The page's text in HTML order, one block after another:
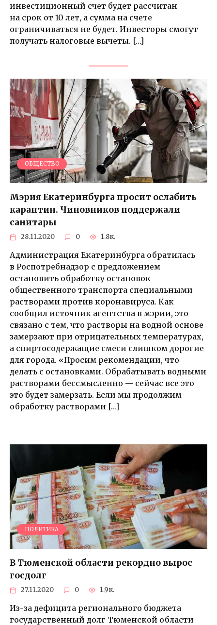
инвестиционный счет будет рассчитан
на срок от 10 лет, а сумма на счете
ограничиваться не будет. Инвесторы смогут
получать налоговые вычеты. […]
ОБЩЕСТВО
Мэрия Екатеринбурга просит ослабить
карантин. Чиновников поддержали
санитары
28.11.2020 0 1.8к.
Администрация Екатеринбурга обратилась
в Роспотребнадзор с предложением
остановить обработку остановок
общественного транспорта специальными
растворами против коронавируса. Как
сообщил источник агентства в мэрии, это
связано с тем, что растворы на водной основе
замерзают при отрицательных температурах,
а спиртосодержащие смеси слишком дорогие
для города. «Просим рекомендации, что
делать с остановками. Обрабатывать водными
растворами бессмысленно — сейчас все это
это будет замерзать. Если мы продолжим
обработку растворами […]
ПОЛИТИКА
В Тюменской области рекордно вырос
госдолг
27.11.2020 0 1.9к.
Из-за дефицита регионального бюджета
государственный долг Тюменской области